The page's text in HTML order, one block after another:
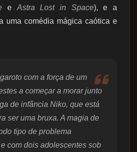
e Astra Lost in Space), e a
uma comédia mágica caótica e
com a força de um
a começar a morar junto
de infância Niko, que está
ser uma bruxa. A magia de
tipo de problema
com dois adolescentes sob